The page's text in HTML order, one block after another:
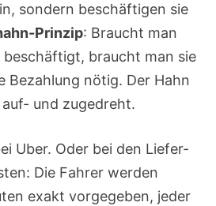
sondern beschäftigen sie
Prinzip: Braucht man
braucht man sie
Bezahlung nötig. Der Hahn
und zugedreht.
Uber. Oder bei den Liefer-
Die Fahrer werden
exakt vorgegeben, jeder